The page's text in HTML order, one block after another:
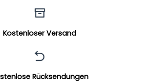
Kostenloser Versand
Rücksendungen